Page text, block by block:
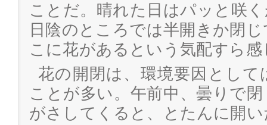
ことだ。晴れた日はパッと咲
日陰のところでは半開きか閉
こに花があるという気配すら
花の開閉は、環境要因とし
ことが多い。午前中、曇りで
がさしてくると、とたんに開